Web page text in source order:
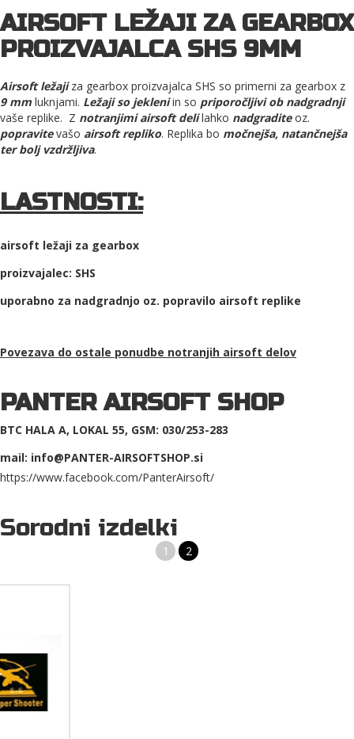
AIRSOFT LEŽAJI ZA GEARBOX
PROIZVAJALCA SHS 9MM
Airsoft ležajiza gearbox proizvajalca SHS so primerni za gearbox z
9 mm luknjami. Ležaji so jekleniin so priporočljivi ob nadgradnji
vaše replike. Z notranjimi airsoft delilahko nadgraditeoz.
popravitevašo airsoft repliko. Replika bo močnejša, natančnejša
ter bolj vzdržljiva.
LASTNOSTI:
airsoft ležaji za gearbox
proizvajalec: SHS
uporabno za nadgradnjo oz. popravilo airsoft replike
Povezava do ostale ponudbe notranjih airsoft delov
PANTER AIRSOFT SHOP
BTC HALA A, LOKAL 55, GSM: 030/253-283
mail: info@PANTER-AIRSOFTSHOP.si
https://www.facebook.com/PanterAirsoft/
Sorodni izdelki
1 2